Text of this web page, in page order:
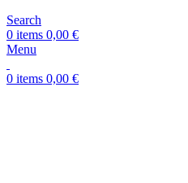
Search
0 items 0,00 €
Menu
0 items 0,00 €